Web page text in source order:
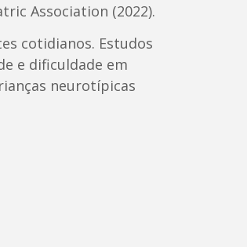
Association (2022).
cotidianos. Estudos
e dificuldade em
neurotípicas